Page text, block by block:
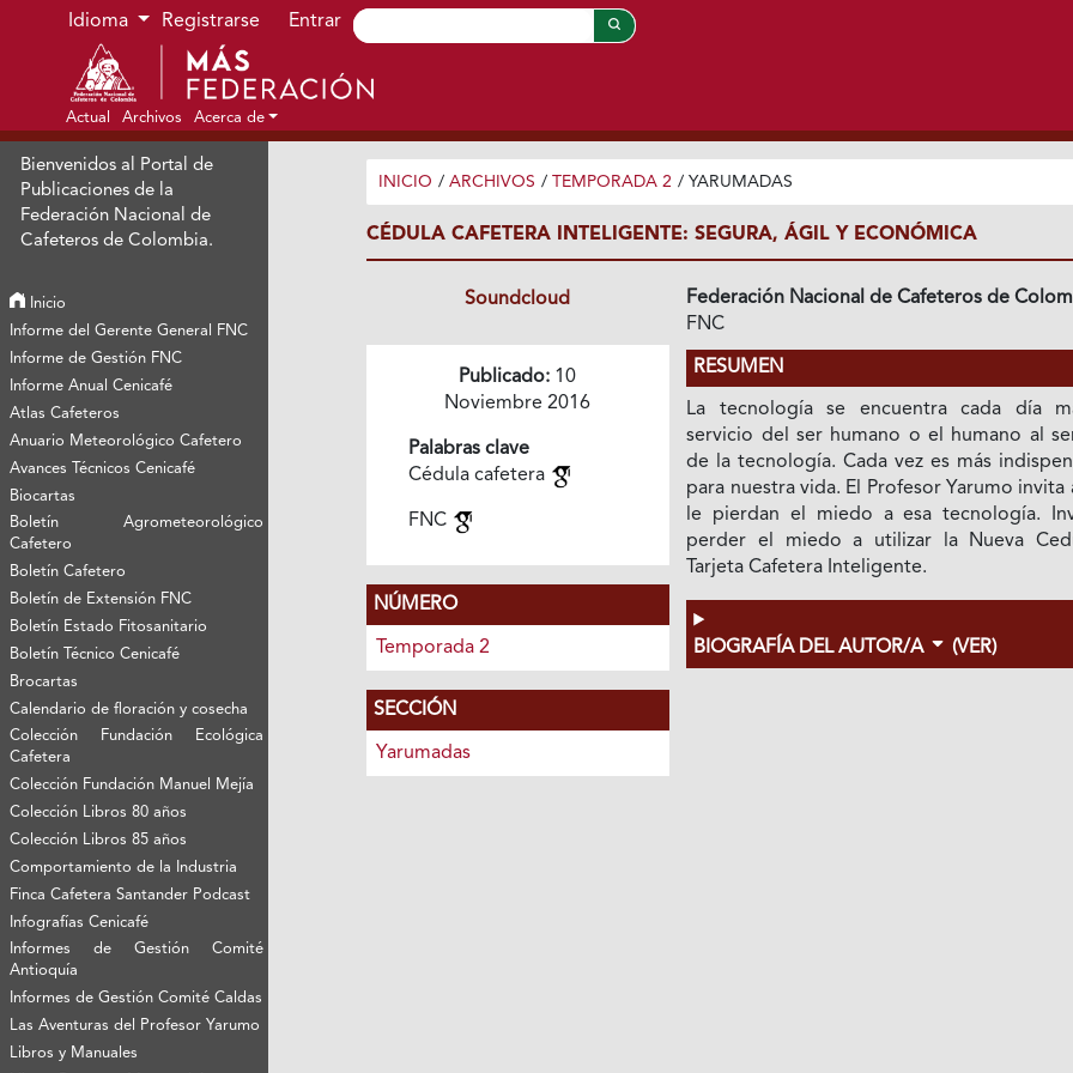
Ir al menú de navegación principal
Ir al contenido principal
Ir al pie de página del sitio
Idioma Registrarse Entrar
Actual Archivos Acerca de
Bienvenidos al Portal de
Publicaciones de la
Federación Nacional de
Cafeteros de Colombia.
Inicio
Informe del Gerente General FNC
Informe de Gestión FNC
Informe Anual Cenicafé
Atlas Cafeteros
Anuario Meteorológico Cafetero
Avances Técnicos Cenicafé
Biocartas
Boletín Agrometeorológico
Cafetero
Boletín Cafetero
Boletín de Extensión FNC
Boletín Estado Fitosanitario
Boletín Técnico Cenicafé
Brocartas
Calendario de floración y cosecha
Colección Fundación Ecológica
Cafetera
Colección Fundación Manuel Mejía
Colección Libros 80 años
Colección Libros 85 años
Comportamiento de la Industria
Finca Cafetera Santander Podcast
Infografías Cenicafé
Informes de Gestión Comité
Antioquía
Informes de Gestión Comité Caldas
Las Aventuras del Profesor Yarumo
Libros y Manuales
INICIO / ARCHIVOS / TEMPORADA 2 / YARUMADAS
CÉDULA CAFETERA INTELIGENTE: SEGURA, ÁGIL Y ECONÓMICA
Soundcloud
Publicado: 10
Noviembre 2016
Palabras clave
Cédula cafetera
FNC
NÚMERO
Temporada 2
SECCIÓN
Yarumadas
Federación Nacional de Cafeteros de
FNC
RESUMEN
La tecnología se encuentra cada día
servicio del ser humano o el humano al
de la tecnología. Cada vez es más
para nuestra vida. El Profesor Yarumo invita
le pierdan el miedo a esa tecnología.
perder el miedo a utilizar la Nueva
Tarjeta Cafetera Inteligente.
BIOGRAFÍA DEL AUTOR/A (VER)